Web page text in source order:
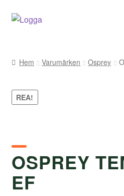
Hoppa
Hoppa
Om Arukimasu
Varumärken
Väljare
Hem Varumärken Osprey
REA!
OSPREY
EF